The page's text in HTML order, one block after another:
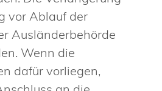
vor Ablauf der
Ausländerbehörde
Wenn die
dafür vorliegen,